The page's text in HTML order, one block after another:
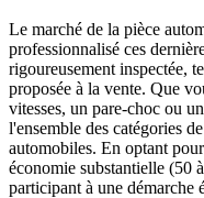
Le marché de la pièce
professionnalisé ces
rigoureusement inspectée,
proposée à la vente. Que
vitesses, un pare-choc ou
l'ensemble des catégories
automobiles. En optant
économie substantielle (50
participant à une démarche